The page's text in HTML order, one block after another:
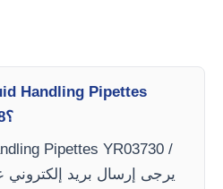
YR03730 / YR03730-8؟